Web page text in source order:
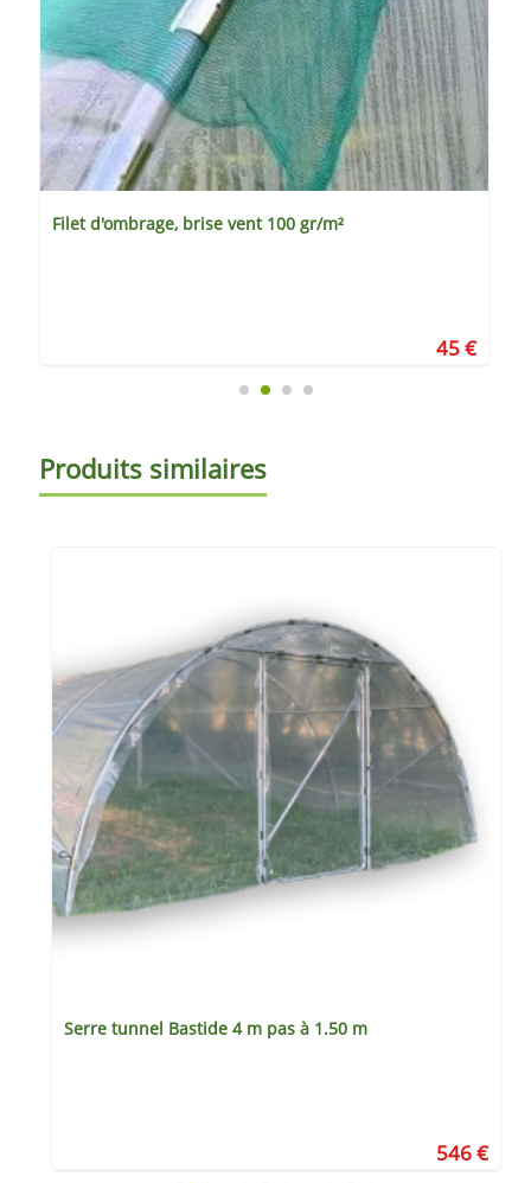
gr/m² Kit goutte à goutte 40 goutteurs
Produits similaires
Serre tunnel Bastide 4 m pas à 1.50 m
546 €